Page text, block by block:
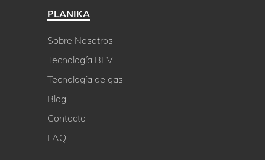
PLANIKA
Sobre Nosotros
Tecnología BEV
Tecnología de gas
Blog
Contacto
FAQ